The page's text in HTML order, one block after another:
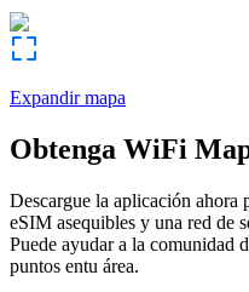
Expandir mapa
Obtenga WiFi
Descargue la aplicación ahora
eSIM asequibles y una red de
Puede ayudar a la comunidad
puntos entu área.